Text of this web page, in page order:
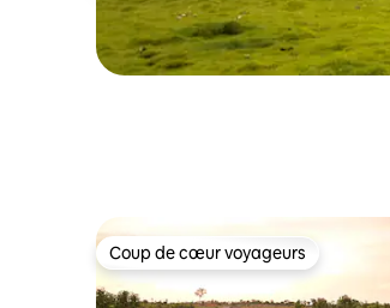
Coup de cœur voyageurs
Coup de cœur voyageurs